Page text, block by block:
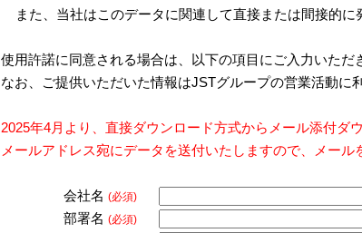
また、当社はこのデータに関連して直接または間接的に
使用許諾に同意される場合は、以下の項目にご入力いただ
なお、ご提供いただいた情報はJSTグループの営業活動に
2025年4月より、直接ダウンロード方式からメール添付ダ
メールアドレス宛にデータを送付いたしますので、メー
会社名 (必須)
部署名 (必須)